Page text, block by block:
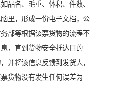
品名、毛重、体积、件数、
里，形成一份电子文档，公
部等根据该票货物的流程不
，直到货物安全抵达目的
并将该信息反馈到发货人，
货物没有发生任何误差为